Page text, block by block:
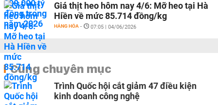
Giá thịt heo hôm nay 4/6: Mỡ heo tại Hà
Hiền về mức 85.714 đồng/kg
HÀNG HÓA - 07:05 | 04/06/2026
Cùng chuyên mục
Trình Quốc hội cắt giảm 47 điều kiện
kinh doanh công nghệ